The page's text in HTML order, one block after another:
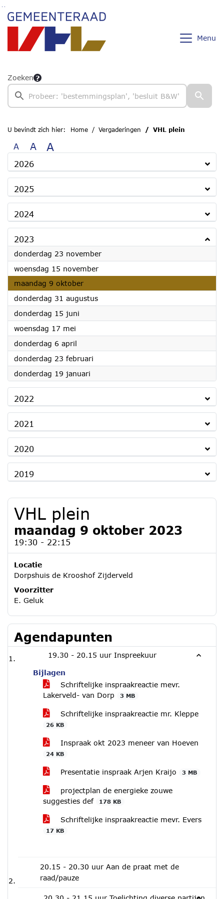
Ga naar de inhoud van deze pagina
Ga naar het zoeken
Ga naar het menu
Menu
Zoeken
U bevindt zich hier: Home Vergaderingen VHL plein
A A A
2026
2025
2024
2023
donderdag 23 november2023
woensdag 15 november2023
maandag 9 oktober2023
donderdag 31 augustus2023
donderdag 15 juni
woensdag 17 mei
donderdag 6 april
donderdag 23 februari
donderdag 19 januari
2022
2021
2020
2019
VHL plein
maandag 9 oktober 2023
19:30 - 22:15
Locatie
Dorpshuis de Krooshof Zijderveld
Voorzitter
E. Geluk
Agendapunten
19.30 - 20.15 uur Inspreekuur
Bijlagen
Schriftelijke inspraakreactie mevr.
Lakerveld- van Dorp
3 MB
Schriftelijke inspraakreactie mr. Kleppe
26 KB
Inspraak okt 2023 meneer van Hoeven
24 KB
Presentatie inspraak Arjen Kraijo 3 MB
projectplan de energieke zouwe
suggesties def
178 KB
Schriftelijke inspraakreactie mevr. Evers
17 KB
20.15 - 20.30 uur Aan de praat met de
raad/pauze